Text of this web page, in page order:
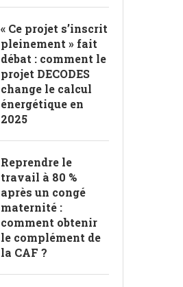
« Ce projet s’inscrit
pleinement » fait
débat : comment le
projet DECODES
change le calcul
énergétique en
2025
Reprendre le
travail à 80 %
après un congé
maternité :
comment obtenir
le complément de
la CAF ?